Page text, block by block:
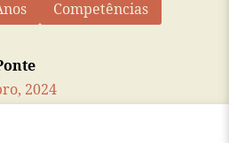
Competências
2024